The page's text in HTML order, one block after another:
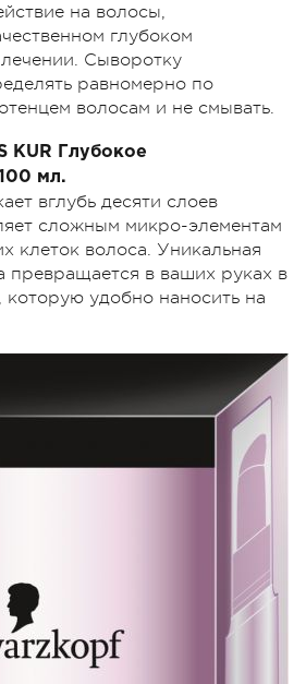
на волосы,
глубоком
Сыворотку
равномерно по
волосам и не смывать.
KUR Глубокое
мл.
вглубь десяти слоев
сложным микро-элементам
клеток волоса. Уникальная
превращается в ваших руках в
которую удобно наносить на